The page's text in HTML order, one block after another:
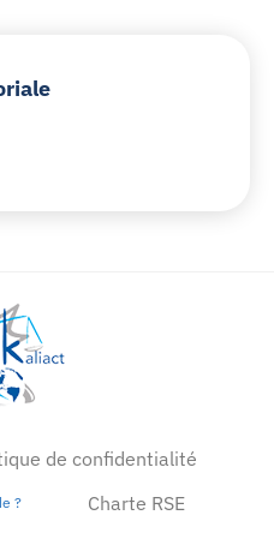
de confidentialité
? Charte RSE